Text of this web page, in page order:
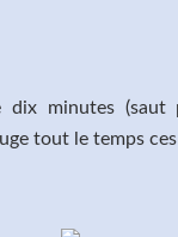
dix minutes
tout le temps